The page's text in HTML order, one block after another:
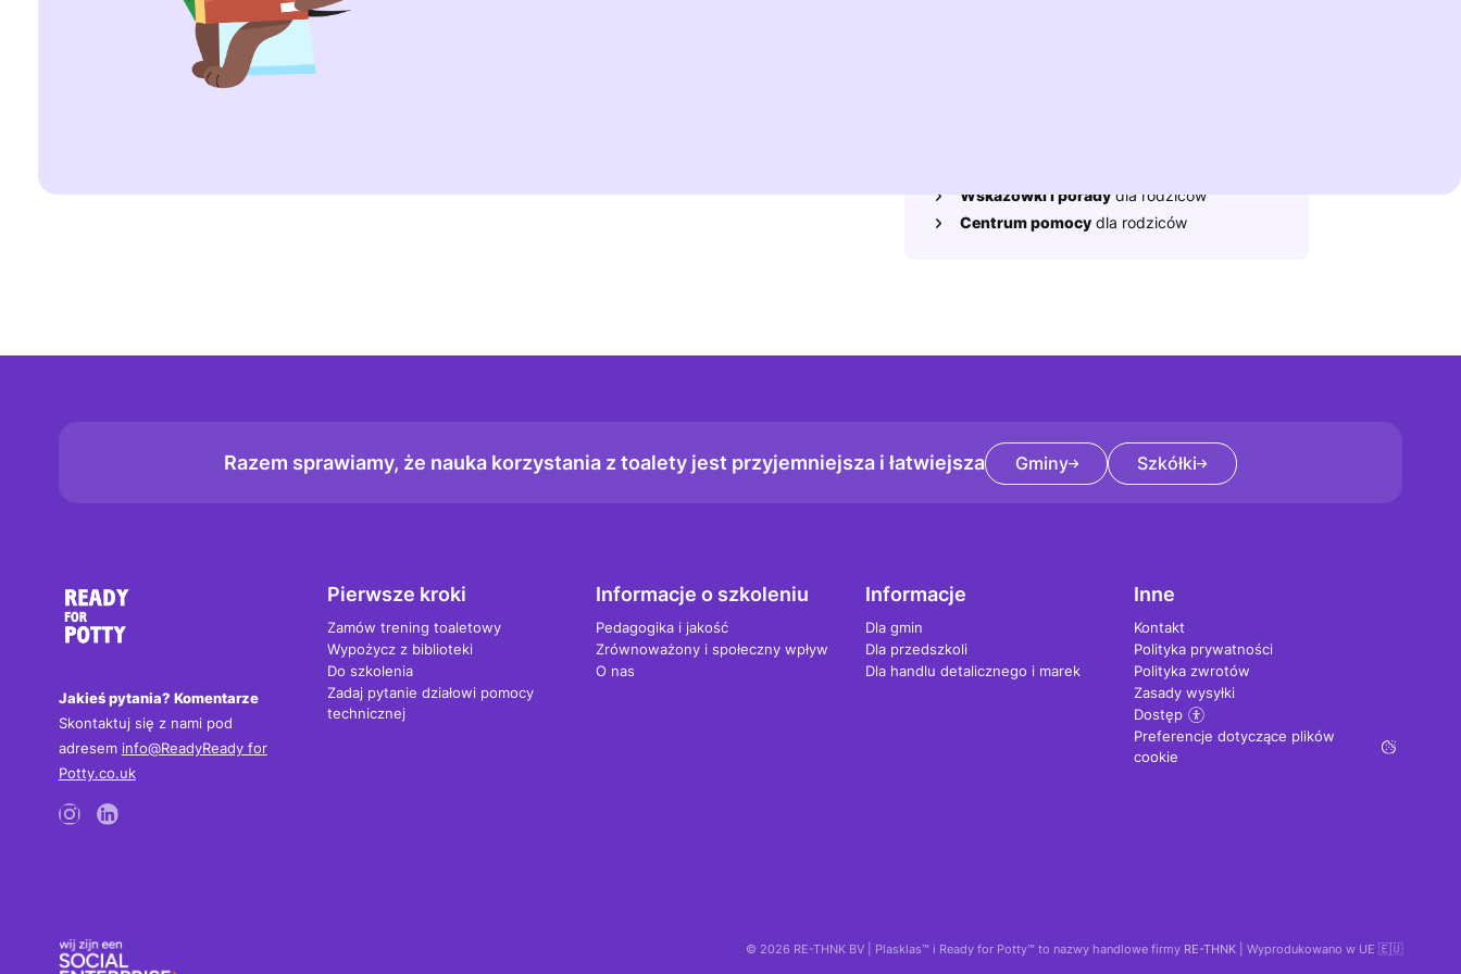
lub rozproszenia uwagi, nawet gdy ćwiczenia już idą dobrze.
Przykład: dziecko wybiega na zewnątrz i zbyt późno zauważa, że musi. Spodnie mokną podczas
Wskazówki i poradydla rodziców
Centrum pomocydla rodziców
Razem sprawiamy, że nauka korzystania z toalety jest przyjemniejsza i łatwiejsza Gminy Szkółki
Jakieś pytania? Komentarze
Skontaktuj się z nami pod
adresem info@ReadyReady for
Potty.co.uk
Pierwsze kroki
Zamów trening toaletowy
Wypożycz z biblioteki
Do szkolenia
Zadaj pytanie działowi pomocy
technicznej
Informacje o szkoleniu
Pedagogika i jakość
Zrównoważony i społeczny wpływ
O nas
Informacje
Dla gmin
Dla przedszkoli
Dla handlu detalicznego i marek
Inne
Kontakt
Polityka prywatności
Polityka zwrotów
Zasady wysyłki
Dostęp
Preferencje dotyczące plików
cookie
© 2026 RE-THNK BV | Plasklas™ i Ready for Potty™ to nazwy handlowe firmy RE-THNK | Wyprodukowano w UE 🇪🇺